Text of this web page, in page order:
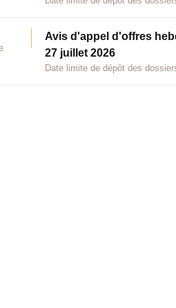
Avis d'appel d'offres
27 juillet 2026
Date limite de dépôt des